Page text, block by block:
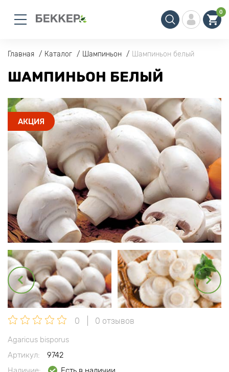
0
Главная Каталог Шампиньон Шампиньон белый
ШАМПИНЬОН БЕЛЫЙ
АКЦИЯ
0 0 отзывов
Agaricus bisporus
Артикул:
9742